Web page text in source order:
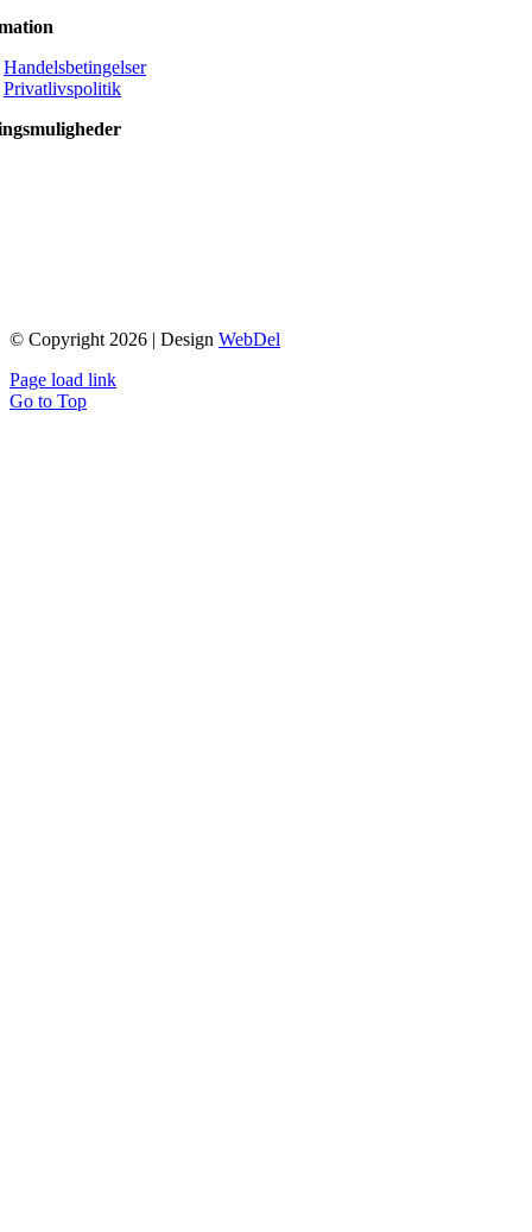
Handelsbetingelser
Privatlivspolitik
© Copyright 2026 | Design WebDel
Page load link
Go to Top